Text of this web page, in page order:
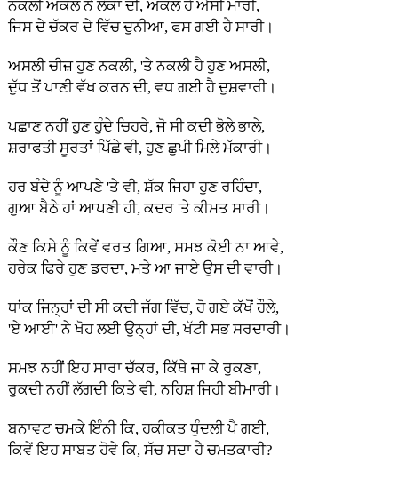
ਨਕਲੀ ਅਕਲ ਨੇ ਲੋਕਾਂ ਦੀ, ਅਕਲ ਹੈ ਐਸੀ ਮਾਰੀ,
ਜਿਸ ਦੇ ਚੱਕਰ ਦੇ ਵਿੱਚ ਦੁਨੀਆ, ਫਸ ਗਈ ਹੈ ਸਾਰੀ।
ਅਸਲੀ ਚੀਜ਼ ਹੁਣ ਨਕਲੀ, 'ਤੇ ਨਕਲੀ ਹੈ ਹੁਣ ਅਸਲੀ,
ਦੁੱਧ ਤੋਂ ਪਾਣੀ ਵੱਖ ਕਰਨ ਦੀ, ਵਧ ਗਈ ਹੈ ਦੁਸ਼ਵਾਰੀ।
ਪਛਾਣ ਨਹੀਂ ਹੁਣ ਹੁੰਦੇ ਚਿਹਰੇ, ਜੋ ਸੀ ਕਦੀ ਭੋਲੇ ਭਾਲੇ,
ਸ਼ਰਾਫਤੀ ਸੂਰਤਾਂ ਪਿੱਛੇ ਵੀ, ਹੁਣ ਛੁਪੀ ਮਿਲੇ ਮੱਕਾਰੀ।
ਹਰ ਬੰਦੇ ਨੂੰ ਆਪਣੇ 'ਤੇ ਵੀ, ਸ਼ੱਕ ਜਿਹਾ ਹੁਣ ਰਹਿੰਦਾ,
ਗੁਆ ਬੈਠੇ ਹਾਂ ਆਪਣੀ ਹੀ, ਕਦਰ 'ਤੇ ਕੀਮਤ ਸਾਰੀ।
ਕੌਣ ਕਿਸੇ ਨੂੰ ਕਿਵੇਂ ਵਰਤ ਗਿਆ, ਸਮਝ ਕੋਈ ਨਾ ਆਵੇ,
ਹਰੇਕ ਫਿਰੇ ਹੁਣ ਡਰਦਾ, ਮਤੇ ਆ ਜਾਏ ਉਸ ਦੀ ਵਾਰੀ।
ਧਾਂਕ ਜਿਨ੍ਹਾਂ ਦੀ ਸੀ ਕਦੀ ਜੱਗ ਵਿੱਚ, ਹੋ ਗਏ ਕੱਖੋਂ ਹੌਲੇ,
'ਏ ਆਈ' ਨੇ ਖੋਹ ਲਈ ਉਨ੍ਹਾਂ ਦੀ, ਖੱਟੀ ਸਭ ਸਰਦਾਰੀ।
ਸਮਝ ਨਹੀਂ ਇਹ ਸਾਰਾ ਚੱਕਰ, ਕਿੱਥੇ ਜਾ ਕੇ ਰੁਕਣਾ,
ਰੁਕਦੀ ਨਹੀਂ ਲੱਗਦੀ ਕਿਤੇ ਵੀ, ਨਹਿਸ਼ ਜਿਹੀ ਬੀਮਾਰੀ।
ਬਨਾਵਟ ਚਮਕੇ ਇੰਨੀ ਕਿ, ਹਕੀਕਤ ਧੁੰਦਲੀ ਪੈ ਗਈ,
ਕਿਵੇਂ ਇਹ ਸਾਬਤ ਹੋਵੇ ਕਿ, ਸੱਚ ਸਦਾ ਹੈ ਚਮਤਕਾਰੀ?